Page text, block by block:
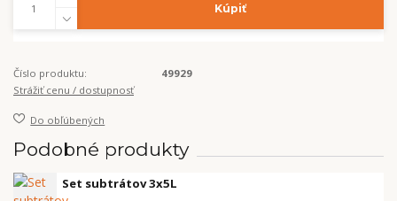
Kúpiť
Číslo produktu:
49929
Strážiť cenu / dostupnosť
Do obľúbených
Podobné produkty
Set subtrátov 3x5L